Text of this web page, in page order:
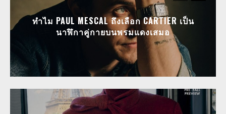
ทำไม PAUL MESCAL ถึงเลือก CARTIER เป็น
นาฬิกาคู่กายบนพรมแดงเสมอ